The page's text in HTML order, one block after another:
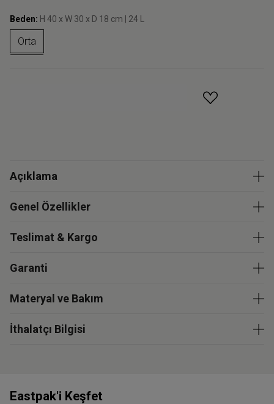
Beden: H 40 x W 30 x D 18 cm | 24 L
Orta
Açıklama
Genel Özellikler
Teslimat & Kargo
Garanti
Materyal ve Bakım
İthalatçı Bilgisi
Eastpak'i Keşfet